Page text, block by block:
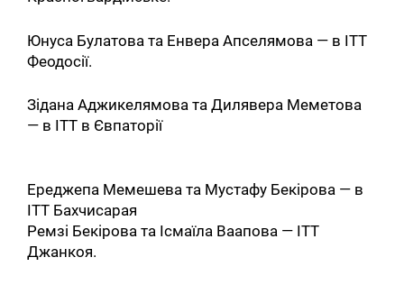
Юнуса Булатова та Енвера Апселямова — в ІТТ
Феодосії.
Зідана Аджикелямова та Дилявера Меметова
— в ІТТ в Євпаторії
Ереджепа Мемешева та Мустафу Бекірова — в
ІТТ Бахчисарая
Ремзі Бекірова та Ісмаїла Ваапова — ІТТ
Джанкоя.